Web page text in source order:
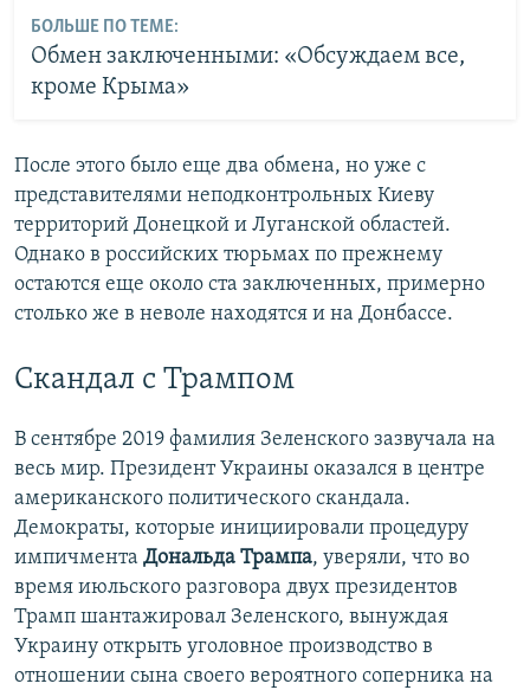
БОЛЬШЕ ПО ТЕМЕ:
Обмен заключенными: «Обсуждаем все,
кроме Крыма»
После этого было еще два обмена, но уже с
представителями неподконтрольных Киеву
территорий Донецкой и Луганской областей.
Однако в российских тюрьмах по прежнему
остаются еще около ста заключенных, примерно
столько же в неволе находятся и на Донбассе.
Скандал с Трампом
В сентябре 2019 фамилия Зеленского зазвучала на
весь мир. Президент Украины оказался в центре
американского политического скандала.
Демократы, которые инициировали процедуру
импичмента Дональда Трампа, уверяли, что во
время июльского разговора двух президентов
Трамп шантажировал Зеленского, вынуждая
Украину открыть уголовное производство в
отношении сына своего вероятного соперника на